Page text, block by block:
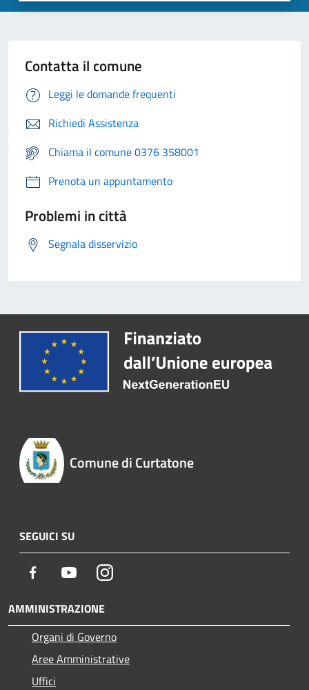
Contatta il comune
Leggi le domande frequenti
Richiedi Assistenza
Chiama il comune 0376 358001
Prenota un appuntamento
Problemi in città
Segnala disservizio
Comune di Curtatone
SEGUICI SU
Facebook YoutubeInstagram
AMMINISTRAZIONE
Organi di Governo
Aree Amministrative
Uffici